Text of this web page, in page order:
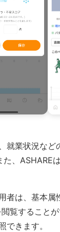
業状況など
、
者は、基本
覧すること
きます。